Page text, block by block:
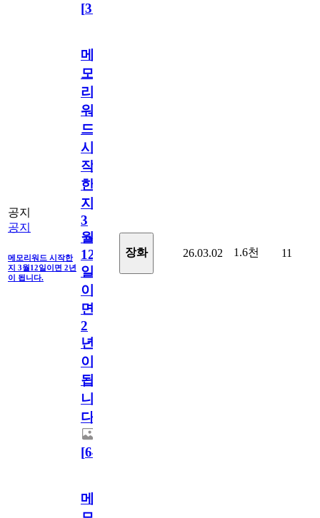
[31
공지
공지
메모리워드 시작한
지 3월12일이면 2년
이 됩니다.
메
모
리
워
드
시
작
한
지
3
월
12
일
이
면
2
년
이
됩
니
다.
[64
장화 26.03.02 1.6천 11
메